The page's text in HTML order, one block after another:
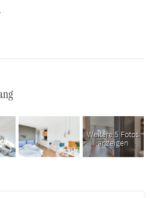
Weitere 5 Fotos
anzeigen